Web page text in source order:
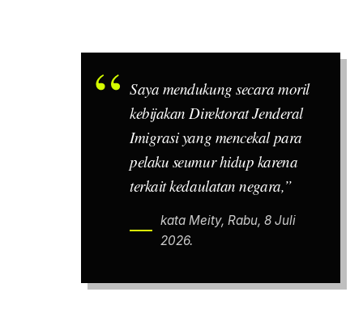
Saya mendukung secara moril
kebijakan Direktorat Jenderal
Imigrasi yang mencekal para
pelaku seumur hidup karena
terkait kedaulatan negara,”
kata Meity, Rabu, 8 Juli
2026.